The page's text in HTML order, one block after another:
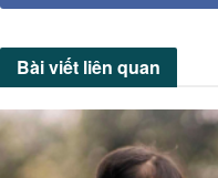
Bài viết liên quan